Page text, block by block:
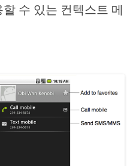
수 있는 컨텍스트 메